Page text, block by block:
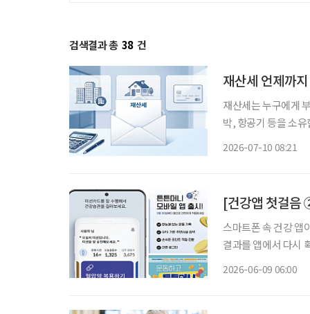
검색결과 총 38 건
재산세 언제까
재산세는 누구에게 부과되나 7월은 재산세 납부의 달이다. 재산
박, 항공기 등을 소
2026-07-10 08:21
[건강앱 첫걸음
스마트폰 속 건강 앱
결과를 앱에서 다시
2026-06-09 06:00